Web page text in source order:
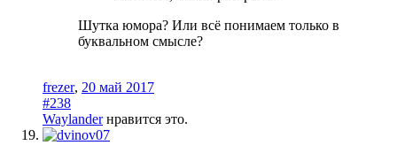
Шутка юмора? Или всё понимаем только в
буквальном смысле?
frezer, 20 май 2017
#238
Waylanderнравится это.